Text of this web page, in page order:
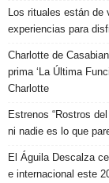
Los rituales están de
experiencias para
Charlotte de
prima ‘La Última
Charlotte
Estrenos “Rostros
ni nadie es lo que
El Águila Descalza
e internacional este